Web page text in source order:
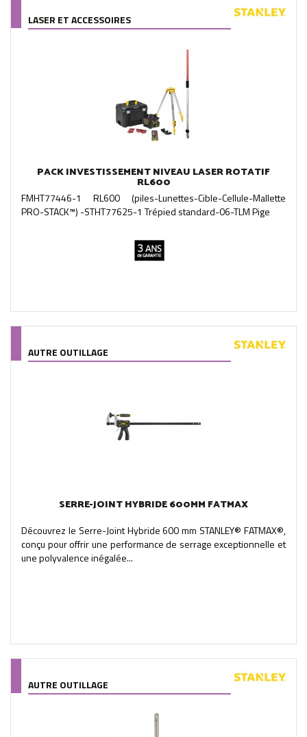
LASER ET ACCESSOIRES
PACK INVESTISSEMENT NIVEAU LASER ROTATIF
RL600
FMHT77446-1 RL600 (piles-Lunettes-Cible-Cellule-Mallette
PRO-STACK™) -STHT77625-1 Trépied standard-06-TLM Pige
AUTRE OUTILLAGE
SERRE-JOINT HYBRIDE 600MM FATMAX
Découvrez le Serre-Joint Hybride 600 mm STANLEY® FATMAX®,
conçu pour offrir une performance de serrage exceptionnelle et
une polyvalence inégalée...
AUTRE OUTILLAGE